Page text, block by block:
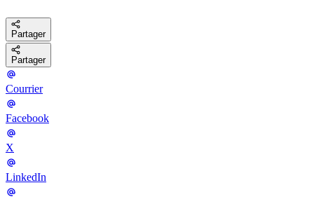
Partager
Partager
Courrier
Facebook
X
LinkedIn